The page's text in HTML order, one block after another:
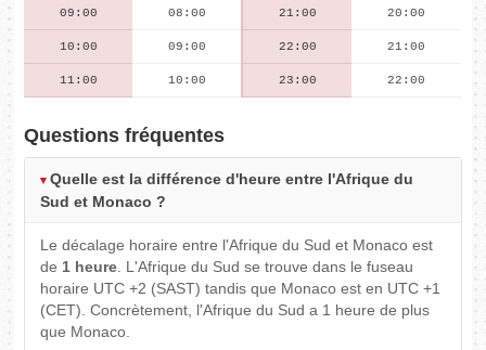
09:00 08:00 21:00 20:00
10:00 09:00 22:00 21:00
11:00 10:00 23:00 22:00
Questions fréquentes
Quelle est la différence d'heure entre l'Afrique du
Sud et Monaco ?
Le décalage horaire entre l'Afrique du Sud et Monaco est
de 1 heure. L'Afrique du Sud se trouve dans le fuseau
horaire UTC +2 (SAST) tandis que Monaco est en UTC +1
(CET). Concrètement, l'Afrique du Sud a 1 heure de plus
que Monaco.